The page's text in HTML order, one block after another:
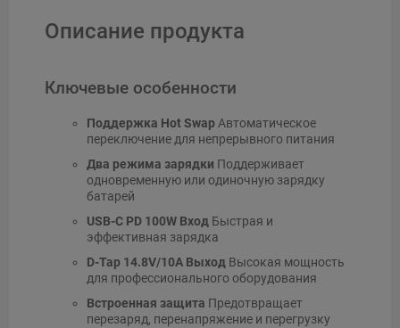
Описание продукта
Ключевые особенности
Поддержка Hot SwapАвтоматическое
переключение для непрерывного питания
Два режима зарядки Поддерживает
одновременную или одиночную зарядку
батарей
USB-C PD 100W ВходБыстрая и
эффективная зарядка
D-Tap 14.8V/10A ВыходВысокая мощность
для профессионального оборудования
Встроенная защита Предотвращает
перезаряд, перенапряжение и перегрузку